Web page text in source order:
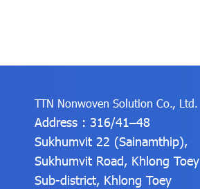
TTN Nonwoven Solution Co., Ltd.
Address : 316/41–48
Sukhumvit 22 (Sainamthip),
Sukhumvit Road, Khlong Toey
Sub-district, Khlong Toey